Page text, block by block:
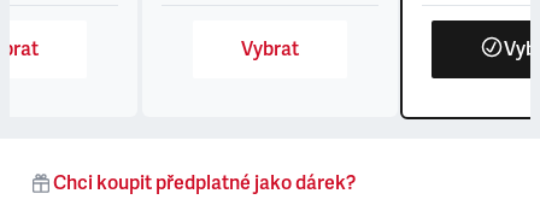
Vybrat
Chci koupit předplatné jako dárek?